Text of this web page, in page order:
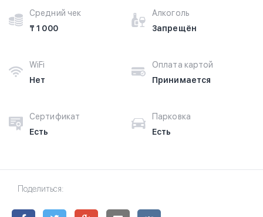
Средний чек
₸ 1 000
Алкоголь
Запрещён
WiFi
Нет
Оплата картой
Принимается
Сертификат
Есть
Парковка
Есть
Поделиться: